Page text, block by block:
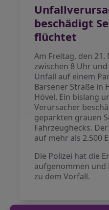
beschädigt
flüchtet
Am Freitag, den 21.
zwischen 8 Uhr
Unfall auf einem
Barsener Straße in
Hövel. Ein bislang
Verursacher
geparkten grauen
Fahrzeughecks.
auf mehr als 2.500
Die Polizei hat die
aufgenommen
zu dem Vorfall.